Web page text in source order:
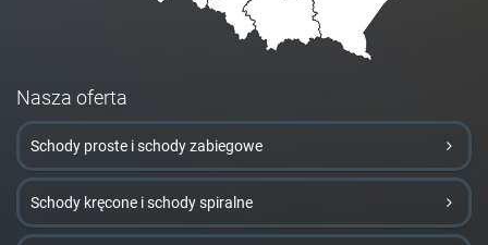
Nasza oferta
Schody proste i schody zabiegowe
Schody kręcone i schody spiralne